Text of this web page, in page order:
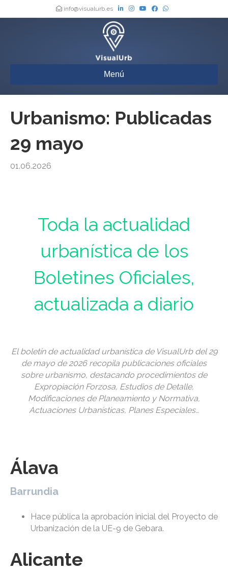
info@visualurb.es
Menú
Urbanismo: Publicadas
29 mayo
01.06.2026
Toda la actualidad
urbanística de los
Boletines Oficiales,
actualizada a diario
El boletín de actualidad urbanística de VisualUrb del 29
de mayo de 2026 recopila publicaciones oficiales
sobre urbanismo, destacando procedimientos de
Expropiación Forzosa, Estudios de Detalle,
Modificaciones de Planeamiento y Normativa,
Actuaciones Urbanísticas, Planes Especiales…
Álava
Barrundia
Hace pública la aprobación inicial del Proyecto de
Urbanización de la UE-9 de Gebara.
Alicante